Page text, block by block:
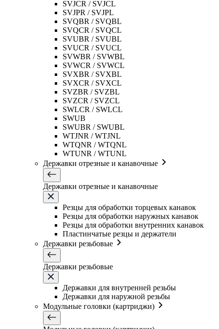
SVJCR / SVJCL
SVJPR / SVJPL
SVQBR / SVQBL
SVQCR / SVQCL
SVUBR / SVUBL
SVUCR / SVUCL
SVWBR / SVWBL
SVWCR / SVWCL
SVXBR / SVXBL
SVXCR / SVXCL
SVZBR / SVZBL
SVZCR / SVZCL
SWLCR / SWLCL
SWUB
SWUBR / SWUBL
WTJNR / WTJNL
WTQNR / WTQNL
WTUNR / WTUNL
Державки отрезные и канавочные
Державки отрезные и канавочные
Резцы для обработки торцевых канавок
Резцы для обработки наружных канавок
Резцы для обработки внутренних канавок
Пластинчатые резцы и держатели
Державки резьбовые
Державки резьбовые
Державки для внутренней резьбы
Державки для наружной резьбы
Модульные головки (картриджи)